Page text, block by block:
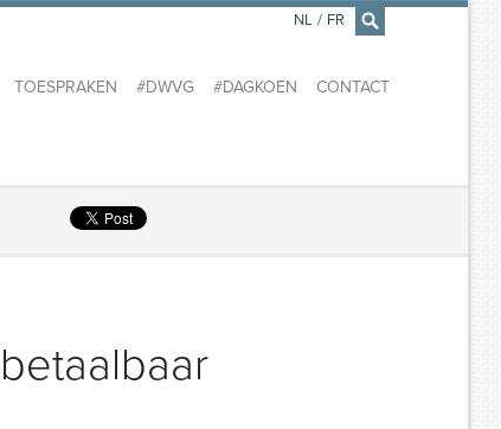
×
TOESPRAKEN #DWVG #DAGKOEN CONTACT
NL / FR